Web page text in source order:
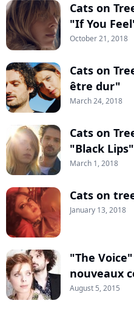
Cats on
"If You
October 21, 2018
Cats on
être dur"
March 24, 2018
Cats on
"Black Lips"
March 1, 2018
Cats on
January 13, 2018
"The
nouveaux
August 5, 2015